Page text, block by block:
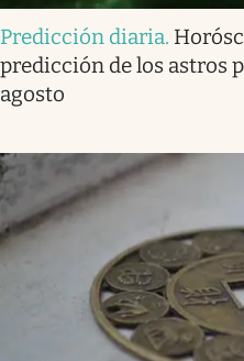
Predicción diaria.
predicción de los astros
agosto